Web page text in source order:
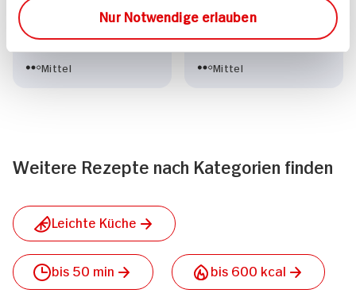
Nur Notwendige erlauben
Mittel
30 min
Mittel
Weitere Rezepte nach Kategorien finden
Leichte Küche
bis 50 min bis 600 kcal